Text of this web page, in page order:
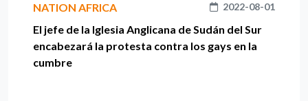
NATION AFRICA 2022-08-01
El jefe de la Iglesia Anglicana de Sudán del Sur
encabezará la protesta contra los gays en la
cumbre